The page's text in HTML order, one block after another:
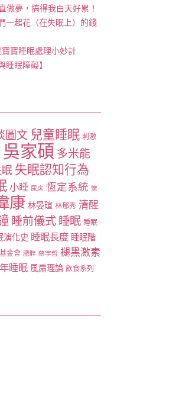
做夢，搞得我白天好累！
一起花（在失眠上）的錢
寶寶睡眠處理小妙計
眠障礙】
圖文 兒童睡眠 刺激
吳家碩 多米能
失眠認知行為
小睡 尿床 恆定系統 懷
康 林晏瑄 林郁秀 清醒
睡前儀式睡眠 睡眠
演化史 睡眠長度 睡眠階
金會 肥胖 蔡宇哲 褪黑激素
睡眠 風扇理論 飲食系列